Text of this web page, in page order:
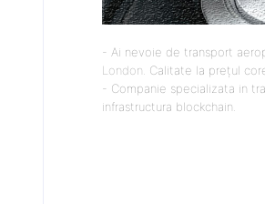
- Ai nevoie de transport
London . Calitate la prețul
- Companie specializata in
infrastructura blockchain.